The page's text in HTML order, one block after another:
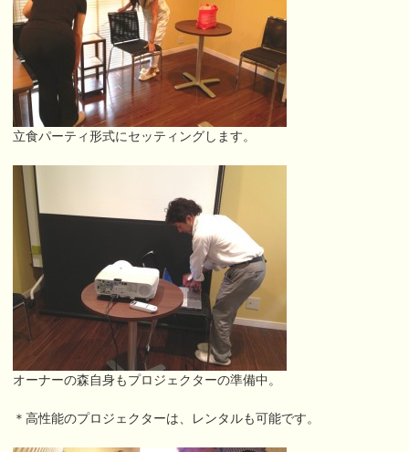
立食パーティ形式にセッティングします。
オーナーの森自身もプロジェクターの準備中。
＊高性能のプロジェクターは、レンタルも可能です。